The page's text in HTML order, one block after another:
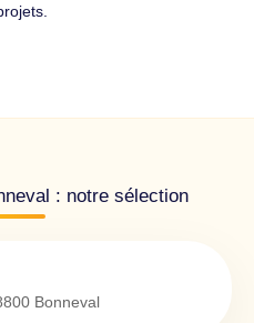
: notre sélection
Bonneval